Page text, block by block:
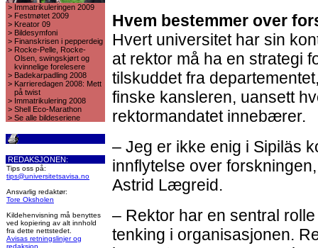
> Immatrikuleringen 2009
> Festmøtet 2009
> Kreator 09
> Bildesymfoni
> Finanskrisen i pepperdeig
> Rocke-Pelle, Rocke-
Olsen, swingskjørt og
kvinnelige forelesere
> Badekarpadling 2008
> Karrieredagen 2008: Mett
på twist
> Immatrikulering 2008
> Shell Eco-Marathon
> Se alle bildeseriene
REDAKSJONEN:
Tips oss på:
tips@universitetsavisa.no
Ansvarlig redaktør:
Tore Oksholen
Kildehenvisning må benyttes
ved kopiering av alt innhold
fra dette nettstedet.
Avisas retningslinjer og
redaksjon
Hvem bestemmer over
Hvert universitet har sin
at rektor må ha en strategi
tilskuddet fra
finske kansleren, uansett
rektormandatet innebærer.
– Jeg er ikke enig i Sipiläs
innflytelse over
Astrid Lægreid.
– Rektor har en sentral
tenking i organisasjonen.